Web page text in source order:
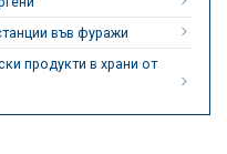
във фуражи
продукти в храни от